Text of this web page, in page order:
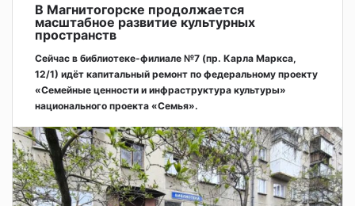
В Магнитогорске продолжается
масштабное развитие культурных
пространств
Сейчас в библиотеке-филиале №7 (пр. Карла Маркса,
12/1) идёт капитальный ремонт по федеральному проекту
«Семейные ценности и инфраструктура культуры»
национального проекта «Семья».